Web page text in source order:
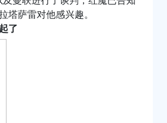
塔萨雷对他感兴趣。
了